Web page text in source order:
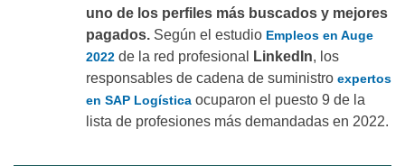
uno de los perfiles más buscados y mejores
pagados. Según el estudio Empleos en Auge
2022 de la red profesional LinkedIn, los
responsables de cadena de suministro expertos
en SAP Logística ocuparon el puesto 9 de la
lista de profesiones más demandadas en 2022.